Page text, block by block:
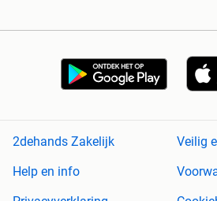
2dehands Zakelijk
Veilig
Help en info